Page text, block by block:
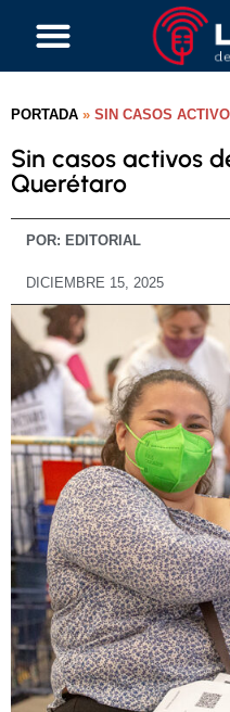
PORTADA » SIN CASOS
Sin casos activos
Querétaro
POR: EDITORIAL
DICIEMBRE 15, 2025